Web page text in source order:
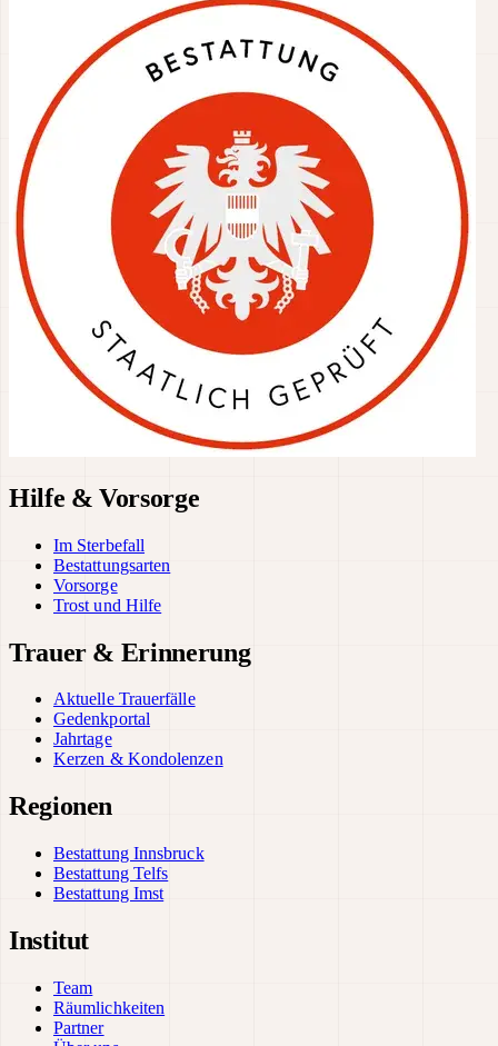
Hilfe & Vorsorge
Im Sterbefall
Bestattungsarten
Vorsorge
Trost und Hilfe
Trauer & Erinnerung
Aktuelle Trauerfälle
Gedenkportal
Jahrtage
Kerzen & Kondolenzen
Regionen
Bestattung Innsbruck
Bestattung Telfs
Bestattung Imst
Institut
Team
Räumlichkeiten
Partner